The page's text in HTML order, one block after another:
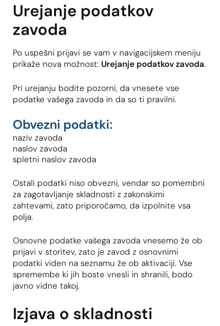
Urejanje podatkov
zavoda
Po uspešni prijavi se vam v navigacijskem meniju
prikaže nova možnost: Urejanje podatkov zavoda.
Pri urejanju bodite pozorni, da vnesete vse
podatke vašega zavoda in da so ti pravilni.
Obvezni podatki:
naziv zavoda
naslov zavoda
spletni naslov zavoda
Ostali podatki niso obvezni, vendar so pomembni
za zagotavljanje skladnosti z zakonskimi
zahtevami, zato priporočamo, da izpolnite vsa
polja.
Osnovne podatke vašega zavoda vnesemo že ob
prijavi v storitev, zato je zavod z osnovnimi
podatki viden na seznamu že ob aktivaciji. Vse
spremembe ki jih boste vnesli in shranili, bodo
javno vidne takoj.
Izjava o skladnosti